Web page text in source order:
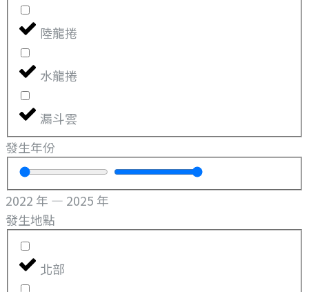
陸龍捲
水龍捲
漏斗雲
發生年份
2022 年 — 2025 年
發生地點
北部